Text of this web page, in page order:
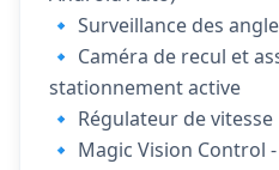
🔹 Surveillance des
🔹 Caméra de recul et
stationnement active
🔹 Régulateur de vitesse
🔹 Magic Vision Control